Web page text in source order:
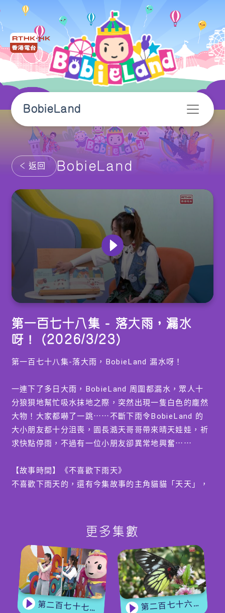
BobieLand
返回 BobieLand
of
0
seconds
第一百七十八集 - 落大雨，漏水
呀！ (2026/3/23)
第一百七十八集-落大雨，BobieLand 漏水呀！
一連下了多日大雨，BobieLand 周圍都漏水，眾人十
分狼狽地幫忙吸水抹地之際，突然出現一隻白色的龐然
大物！大家都嚇了一跳⋯⋯不斷下雨令BobieLand 的
大小朋友都十分沮喪，園長澔天哥哥帶來晴天娃娃，祈
求快點停雨，不過有一位小朋友卻異常地興奮⋯⋯
【故事時間】《不喜歡下雨天》
不喜歡下雨天的，還有今集故事的主角貓貓「天天」，
更多集數
第二百七十七集 - 【玩轉星期五】 蝴蝶變變變 第二百七十六集 - 【嘉賓來了】 蝴蝶專家